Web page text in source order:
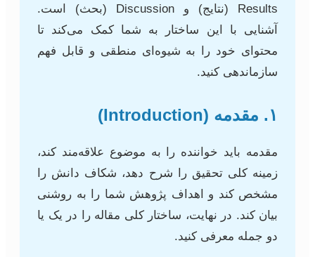
Results (نتایج) و Discussion (بحث) است.
آشنایی با این ساختار به شما کمک می‌کند تا
محتوای خود را به شیوه‌ای منطقی و قابل فهم
سازماندهی کنید.
۱. مقدمه (Introduction)
مقدمه باید خواننده را به موضوع علاقه‌مند کند،
زمینه کلی تحقیق را شرح دهد، شکاف دانش را
مشخص کند و اهداف پژوهش شما را به روشنی
بیان کند. در نهایت، ساختار کلی مقاله را در یک یا
دو جمله معرفی کنید.